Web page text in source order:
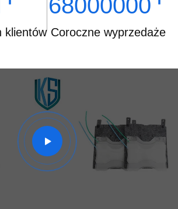
klientów
68000000
Coroczne wyprzedaże